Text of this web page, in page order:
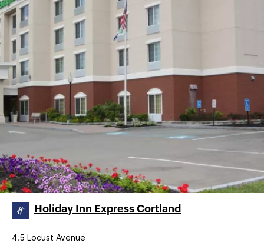
Holiday Inn Express Cortland
4.5 Locust Avenue